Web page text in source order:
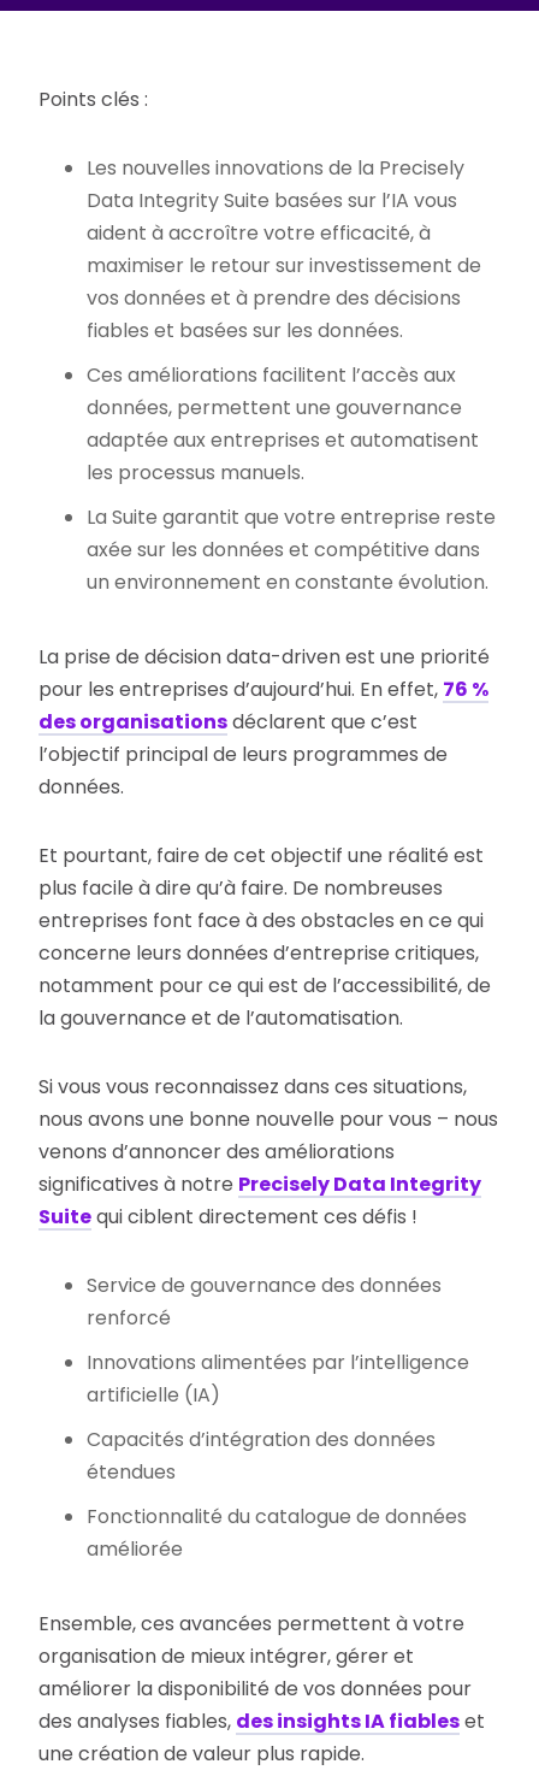
Points clés :
Les nouvelles innovations de la Precisely
Data Integrity Suite basées sur l’IA vous
aident à accroître votre efficacité, à
maximiser le retour sur investissement de
vos données et à prendre des décisions
fiables et basées sur les données.
Ces améliorations facilitent l’accès aux
données, permettent une gouvernance
adaptée aux entreprises et automatisent
les processus manuels.
La Suite garantit que votre entreprise reste
axée sur les données et compétitive dans
un environnement en constante évolution.
La prise de décision data-driven est une priorité
pour les entreprises d’aujourd’hui. En effet, 76 %
des organisationsdéclarent que c’est
l’objectif principal de leurs programmes de
données.
Et pourtant, faire de cet objectif une réalité est
plus facile à dire qu’à faire. De nombreuses
entreprises font face à des obstacles en ce qui
concerne leurs données d’entreprise critiques,
notamment pour ce qui est de l’accessibilité, de
la gouvernance et de l’automatisation.
Si vous vous reconnaissez dans ces situations,
nous avons une bonne nouvelle pour vous – nous
venons d’annoncer des améliorations
significatives à notre Precisely Data Integrity
Suitequi ciblent directement ces défis !
Service de gouvernance des données
renforcé
Innovations alimentées par l’intelligence
artificielle (IA)
Capacités d’intégration des données
étendues
Fonctionnalité du catalogue de données
améliorée
Ensemble, ces avancées permettent à votre
organisation de mieux intégrer, gérer et
améliorer la disponibilité de vos données pour
des analyses fiables, des insights IA fiableset
une création de valeur plus rapide.